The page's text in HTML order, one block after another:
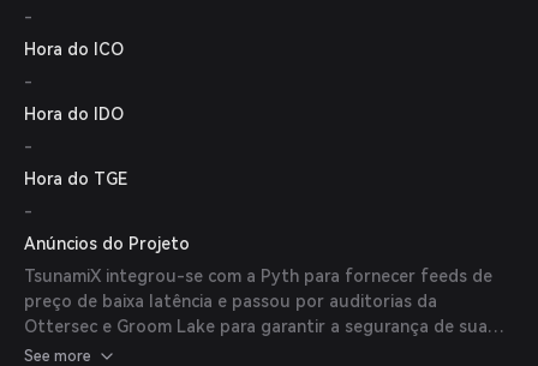
-
Hora do ICO
-
Hora do IDO
-
Hora do TGE
-
Anúncios do Projeto
TsunamiX integrou-se com a Pyth para fornecer feeds de
preço de baixa latência e passou por auditorias da
Ottersec e Groom Lake para garantir a segurança de sua
plataforma.
See more